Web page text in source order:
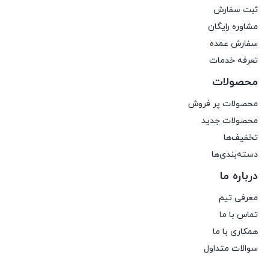
ثبت سفارش
مشاوره رایگان
سفارش عمده
تعرفه خدمات
محصولات
محصولات پر فروش
محصولات جدید
تخفیف‌ها
دسته‌بندی‌ها
درباره ما
معرفی تیم
تماس با ما
همکاری با ما
سوالات متداول